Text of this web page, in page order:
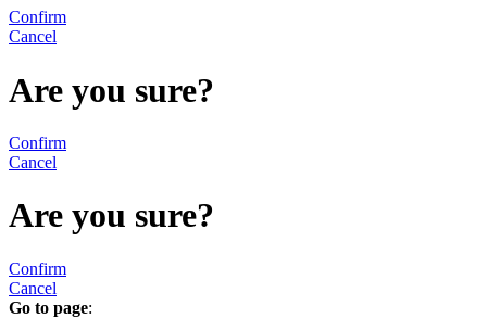
Confirm
Cancel
Are you sure?
Confirm
Cancel
Are you sure?
Confirm
Cancel
Go to page: